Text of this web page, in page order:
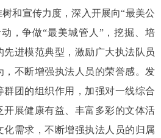
和宣传力度，深入开展向“最美公
，争做“最美城管人”，挖掘、培
进模范典型，激励广大执法队员
，不断增强执法人员的荣誉感。发
团的组织作用，加强对一线综合
开展健康有益、丰富多彩的文体活
需求，不断增强执法人员的归属